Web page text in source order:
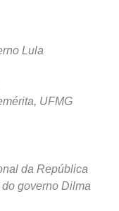
Lula
UFMG
da República
governo Dilma